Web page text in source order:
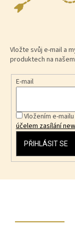
Vložte svůj e-mail a
produktech na
E-mail
Vložením e-
účelem zasílání
PŘIHLÁSIT SE